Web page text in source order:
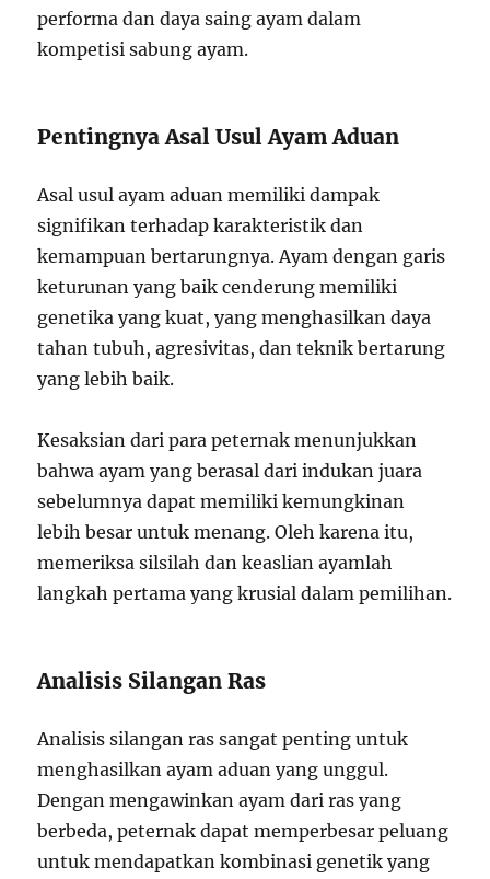
performa dan daya saing ayam dalam
kompetisi sabung ayam.
Pentingnya Asal Usul Ayam Aduan
Asal usul ayam aduan memiliki dampak
signifikan terhadap karakteristik dan
kemampuan bertarungnya. Ayam dengan garis
keturunan yang baik cenderung memiliki
genetika yang kuat, yang menghasilkan daya
tahan tubuh, agresivitas, dan teknik bertarung
yang lebih baik.
Kesaksian dari para peternak menunjukkan
bahwa ayam yang berasal dari indukan juara
sebelumnya dapat memiliki kemungkinan
lebih besar untuk menang. Oleh karena itu,
memeriksa silsilah dan keaslian ayamlah
langkah pertama yang krusial dalam pemilihan.
Analisis Silangan Ras
Analisis silangan ras sangat penting untuk
menghasilkan ayam aduan yang unggul.
Dengan mengawinkan ayam dari ras yang
berbeda, peternak dapat memperbesar peluang
untuk mendapatkan kombinasi genetik yang